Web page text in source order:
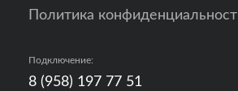
Политика
Подключение:
8 (958) 197 77 51